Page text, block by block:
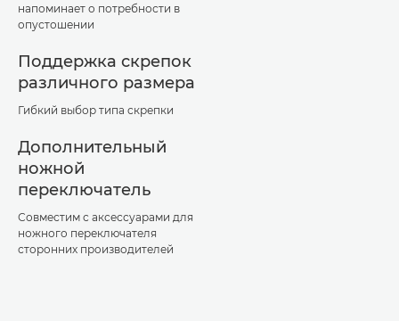
напоминает о потребности в
опустошении
Поддержка скрепок
различного размера
Гибкий выбор типа скрепки
Дополнительный
ножной
переключатель
Совместим с аксессуарами для
ножного переключателя
сторонних производителей